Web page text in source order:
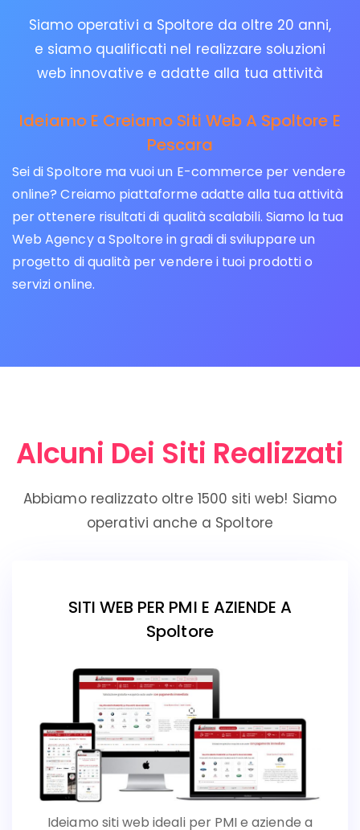
Siamo operativi a Spoltore da oltre 20 anni,
e siamo qualificati nel realizzare soluzioni
web innovative e adatte alla tua attività
Ideiamo E Creiamo Siti Web A Spoltore E
Pescara
Sei di Spoltore ma vuoi un E-commerce per vendere
online? Creiamo piattaforme adatte alla tua attività
per ottenere risultati di qualità scalabili. Siamo la tua
Web Agency a Spoltore in gradi di sviluppare un
progetto di qualità per vendere i tuoi prodotti o
servizi online.
Alcuni Dei Siti Realizzati
Abbiamo realizzato oltre 1500 siti web! Siamo
operativi anche a Spoltore
SITI WEB PER PMI E AZIENDE A
Spoltore
Ideiamo siti web ideali per PMI e aziende a